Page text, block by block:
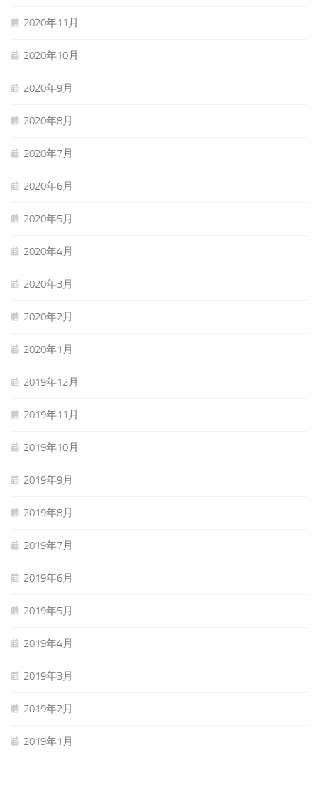
2020年11月
2020年10月
2020年9月
2020年8月
2020年7月
2020年6月
2020年5月
2020年4月
2020年3月
2020年2月
2020年1月
2019年12月
2019年11月
2019年10月
2019年9月
2019年8月
2019年7月
2019年6月
2019年5月
2019年4月
2019年3月
2019年2月
2019年1月